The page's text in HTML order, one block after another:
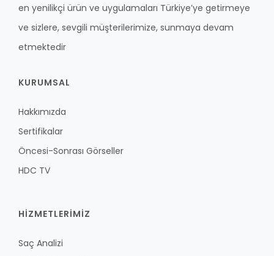
en yenilikçi ürün ve uygulamaları Türkiye’ye getirmeye
ve sizlere, sevgili müşterilerimize, sunmaya devam
etmektedir
KURUMSAL
Hakkımızda
Sertifikalar
Öncesi-Sonrası Görseller
HDC TV
HİZMETLERİMİZ
Saç Analizi